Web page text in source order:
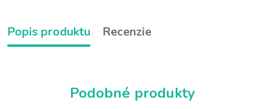
Popis produktu Recenzie
Podobné produkty